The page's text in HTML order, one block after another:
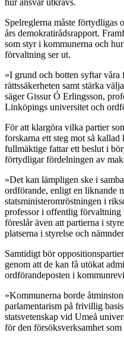
hur ansvar utkrävs.
Spelreglerna måste förtydligas
års demokratirådsrapport.
som styr i kommunerna och
förvaltning ser ut.
»I grund och botten syftar
rättssäkerheten samt stärka
säger Gissur Ó Erlingsson,
Linköpings universitet och
För att klargöra vilka partier
forskarna ett steg mot så
fullmäktige fattar ett beslut i
förtydligar fördelningen av
»Det kan lämpligen ske i
ordförande, enligt en liknande
statsministeromröstningen i
professor i offentlig
föreslår även att partierna i
platserna i styrelse och
Samtidigt bör
genom att de kan få utökat
ordförandeposten i
»Kommunerna borde
parlamentarism på frivillig
statsvetenskap vid Umeå
för den försöksverksamhet